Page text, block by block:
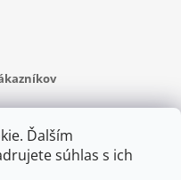
Ďalším
súhlas s ich